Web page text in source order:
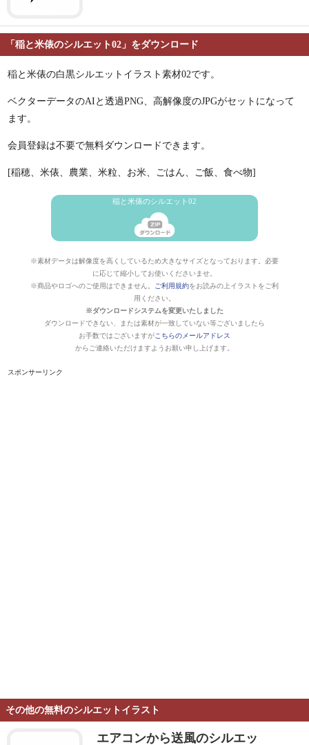
「稲と米俵のシルエット02」をダウンロード
稲と米俵の白黒シルエットイラスト素材02です。
ベクターデータのAIと透過PNG、高解像度のJPGがセットになって
ます。
会員登録は不要で無料ダウンロードできます。
[稲穂、米俵、農業、米粒、お米、ごはん、ご飯、食べ物]
稲と米俵のシルエット02
※素材データは解像度を高くしているため大きなサイズとなっております。必要
に応じて縮小してお使いくださいませ。
※商品やロゴへのご使用はできません。
ご利用規約をお読みの上イラストをご利
用ください。
※ダウンロードシステムを変更いたしました
ダウンロードできない、または素材が一致していない等ございましたら
お手数ではございますがこちらのメールアドレス
からご連絡いただけますようお願い申し上げます。
スポンサーリンク
その他の無料のシルエットイラスト
エアコンから送風のシルエッ